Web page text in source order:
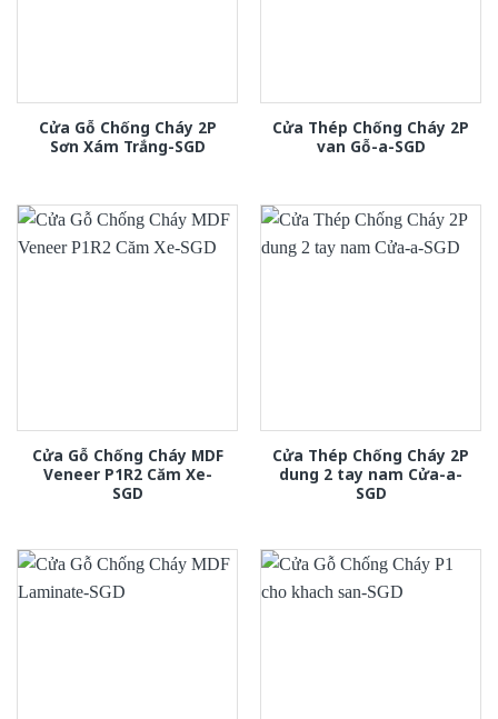
Cửa Gỗ Chống Cháy 2P
Sơn Xám Trắng-SGD
Cửa Thép Chống Cháy 2P
van Gỗ-a-SGD
Cửa Gỗ Chống Cháy MDF
Veneer P1R2 Căm Xe-
SGD
Cửa Thép Chống Cháy 2P
dung 2 tay nam Cửa-a-
SGD